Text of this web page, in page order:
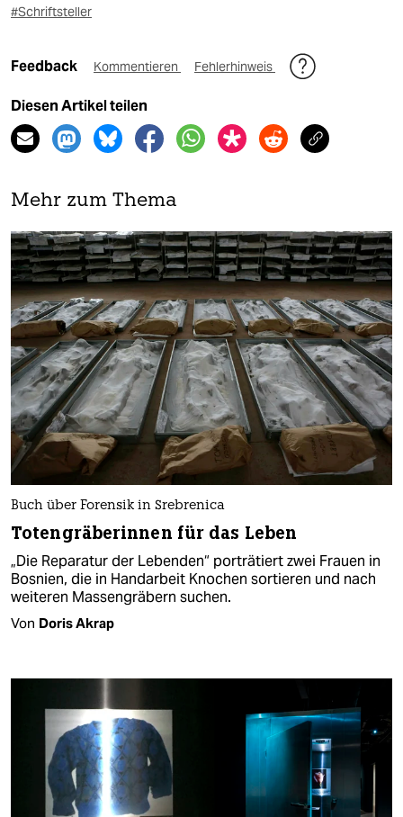
#Schriftsteller
Feedback Kommentieren Fehlerhinweis
Diesen Artikel teilen
Mehr zum Thema
Buch über Forensik in Srebrenica
Totengräberinnen für das Leben
„Die Reparatur der Lebenden“ porträtiert zwei Frauen in
Bosnien, die in Handarbeit Knochen sortieren und nach
weiteren Massengräbern suchen.
Von Doris Akrap